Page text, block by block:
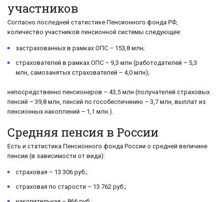
участников
Согласно последней статистике Пенсионного фонда РФ,
количество участников пенсионной системы следующее:
застрахованных в рамках ОПС – 153,8 млн;
страхователей в рамках ОПС – 9,3 млн (работодателей – 5,3
млн, самозанятых страхователей – 4,0 млн);
непосредственно пенсионеров – 43,5 млн (получателей страховых
пенсий – 39,8 млн, пенсий по гособеспечению – 3,7 млн, выплат из
пенсионных накоплений – 1,1 млн.).
Средняя пенсия в России
Есть и статистика Пенсионного фонда России о средней величине
пенсии (в зависимости от вида):
страховая – 13 306 руб.;
страховая по старости – 13 762 руб.;